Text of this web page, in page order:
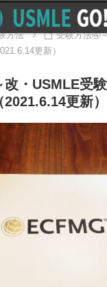
方法
受験方法④
更新）
・USMLE受
更新）